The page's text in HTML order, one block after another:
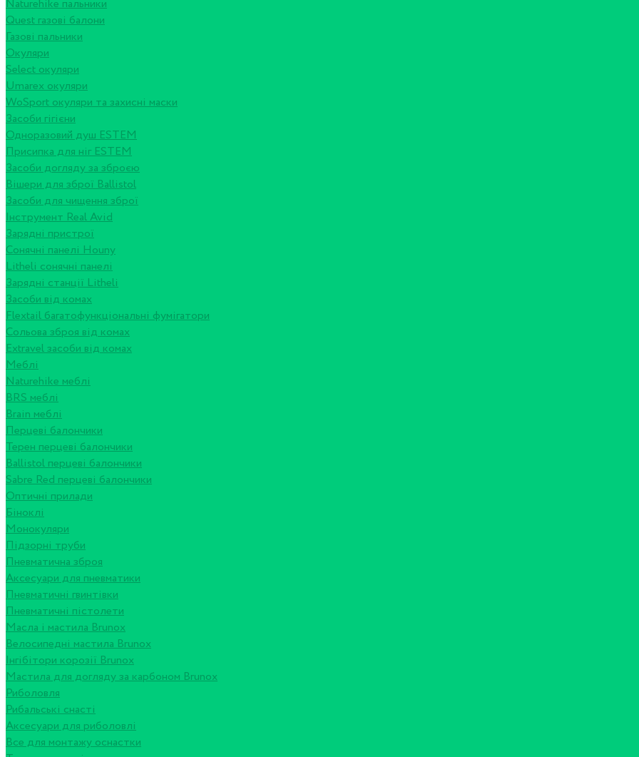
Naturehike пальники
Quest газові балони
Газові пальники
Окуляри
Select окуляри
Umarex окуляри
WoSport окуляри та захисні маски
Засоби гігієни
Одноразовий душ ESTEM
Присипка для ніг ESTEM
Засоби догляду за зброєю
Вішери для зброї Ballistol
Засоби для чищення зброї
Інструмент Real Avid
Зарядні пристрої
Сонячні панелі Houny
Litheli сонячні панелі
Зарядні станції Litheli
Засоби від комах
Flextail багатофункціональні фумігатори
Сольова зброя від комах
Extravel засоби від комах
Меблі
Naturehike меблі
BRS меблі
Brain меблі
Перцеві балончики
Терен перцеві балончики
Ballistol перцеві балончики
Sabre Red перцеві балончики
Оптичні прилади
Біноклі
Монокуляри
Підзорні труби
Пневматична зброя
Аксесуари для пневматики
Пневматичні гвинтівки
Пневматичні пістолети
Масла і мастила Brunox
Велосипедні мастила Brunox
Інгібітори корозії Brunox
Мастила для догляду за карбоном Brunox
Риболовля
Рибальські снасті
Аксесуари для риболовлі
Все для монтажу оснастки